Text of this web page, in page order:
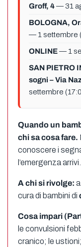
Groff, 4— 31
BOLOGNA,
— 1 settembre
ONLINE— 1
SAN PIETRO
sogni – Via
settembre
Quando un
chi sa cosa fare.
conoscere i
l’emergenza arrivi.
A chi si rivolge:
cura di bambini di
Cosa impari
le convulsioni
cranico; le